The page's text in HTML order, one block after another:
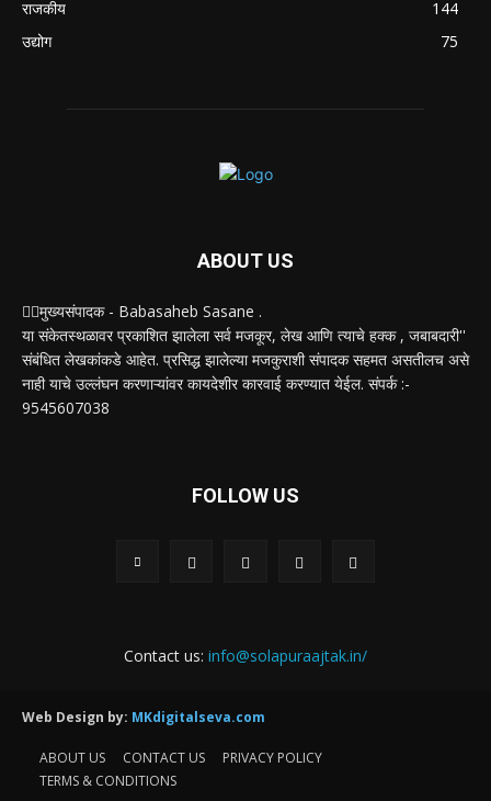
राजकीय
144
उद्योग
75
ABOUT US
✍🏻मुख्यसंपादक - Babasaheb Sasane .
या संकेतस्थळावर प्रकाशित झालेला सर्व मजकूर, लेख आणि त्याचे हक्क , जबाबदारी''
संबंधित लेखकांकडे आहेत. प्रसिद्ध झालेल्या मजकुराशी संपादक सहमत असतीलच असे
नाही याचे उल्लंघन करणाऱ्यांवर कायदेशीर कारवाई करण्यात येईल. संपर्क :-
9545607038
FOLLOW US
Contact us: info@solapuraajtak.in/
Web Design by: MKdigitalseva.com
ABOUT US CONTACT US
PRIVACY POLICY
TERMS & CONDITIONS